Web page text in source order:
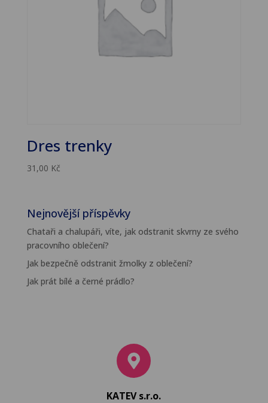
Dres trenky
31,00 Kč
Nejnovější příspěvky
Chataři a chalupáři, víte, jak odstranit skvrny ze svého
pracovního oblečení?
Jak bezpečně odstranit žmolky z oblečení?
Jak prát bílé a černé prádlo?
KATEV s.r.o.